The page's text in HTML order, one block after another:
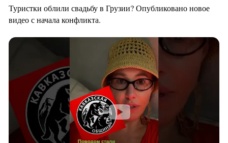
Туристки облили свадьбу в Грузии? Опубликовано новое
видео с начала конфликта.